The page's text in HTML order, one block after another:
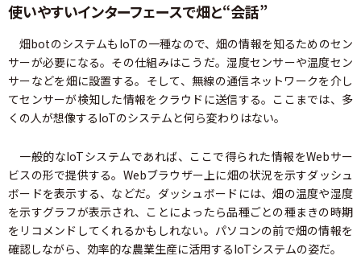
使いやすいインターフェースで畑と“会話”
畑botのシステムもIoTの一種なので、畑の情報を知るためのセン
サーが必要になる。その仕組みはこうだ。湿度センサーや温度セン
サーなどを畑に設置する。そして、無線の通信ネットワークを介し
てセンサーが検知した情報をクラウドに送信する。ここまでは、多
くの人が想像するIoTのシステムと何ら変わりはない。
一般的なIoTシステムであれば、ここで得られた情報をWebサー
ビスの形で提供する。Webブラウザー上に畑の状況を示すダッシュ
ボードを表示する、などだ。ダッシュボードには、畑の温度や湿度
を示すグラフが表示され、ことによったら品種ごとの種まきの時期
をリコメンドしてくれるかもしれない。パソコンの前で畑の情報を
確認しながら、効率的な農業生産に活用するIoTシステムの姿だ。